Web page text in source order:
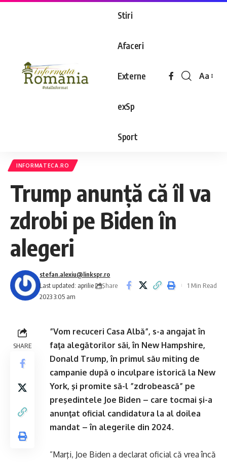
Stiri
Afaceri
Externe
exSp
Sport
Aa
INFORMATECA.RO
Trump anunță că îl va
zdrobi pe Biden în
alegeri
Last updated: aprilie 29,
2023 3:05 am
stefan.alexiu@linkspr.ro
Share
1 Min Read
SHARE
”Vom recuceri Casa Albă”, s-a angajat în
faţa alegătorilor săi, în New Hampshire,
Donald Trump, în primul său miting de
campanie după o inculpare istorică la New
York, şi promite să-l ”zdrobească” pe
preşedintele Joe Biden – care tocmai şi-a
anunţat oficial candidatura la al doilea
mandat – în alegerile din 2024.
”Marţi, Joe Biden a declarat oficial că vrea încă